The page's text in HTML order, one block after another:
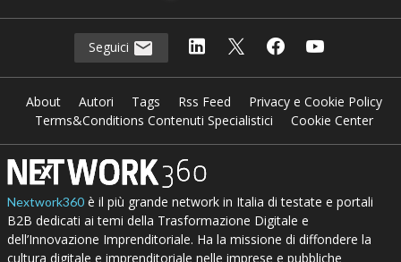
Seguici
About Autori Tags Rss Feed
Privacy e Cookie Policy
Terms&Conditions Contenuti Specialistici
Cookie Center
Nextwork360è il più grande network in Italia di testate e portali
B2B dedicati ai temi della Trasformazione Digitale e
dell’Innovazione Imprenditoriale. Ha la missione di diffondere la
cultura digitale e imprenditoriale nelle imprese e pubbliche